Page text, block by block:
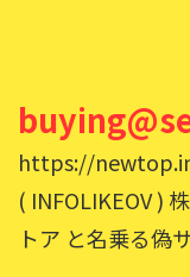
https://
( INFOLIKEOV )
トア と名乗る偽